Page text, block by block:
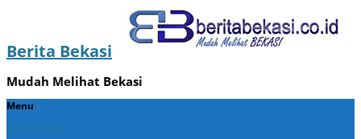
Berita Bekasi
Mudah Melihat Bekasi
Menu
Skip to content